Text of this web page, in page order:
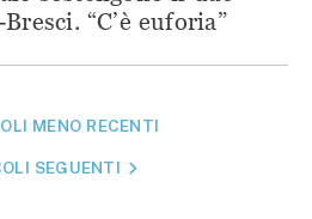
“C’è euforia”
MENO RECENTI
SEGUENTI